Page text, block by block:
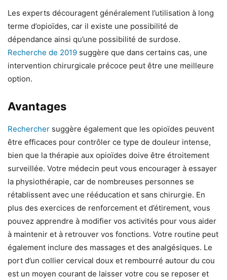
Les experts découragent généralement l’utilisation à long
terme d’opioïdes, car il existe une possibilité de
dépendance ainsi qu’une possibilité de surdose.
Recherche de 2019 suggère que dans certains cas, une
intervention chirurgicale précoce peut être une meilleure
option.
Avantages
Rechercher suggère également que les opioïdes peuvent
être efficaces pour contrôler ce type de douleur intense,
bien que la thérapie aux opioïdes doive être étroitement
surveillée. Votre médecin peut vous encourager à essayer
la physiothérapie, car de nombreuses personnes se
rétablissent avec une rééducation et sans chirurgie. En
plus des exercices de renforcement et d’étirement, vous
pouvez apprendre à modifier vos activités pour vous aider
à maintenir et à retrouver vos fonctions. Votre routine peut
également inclure des massages et des analgésiques. Le
port d’un collier cervical doux et rembourré autour du cou
est un moyen courant de laisser votre cou se reposer et